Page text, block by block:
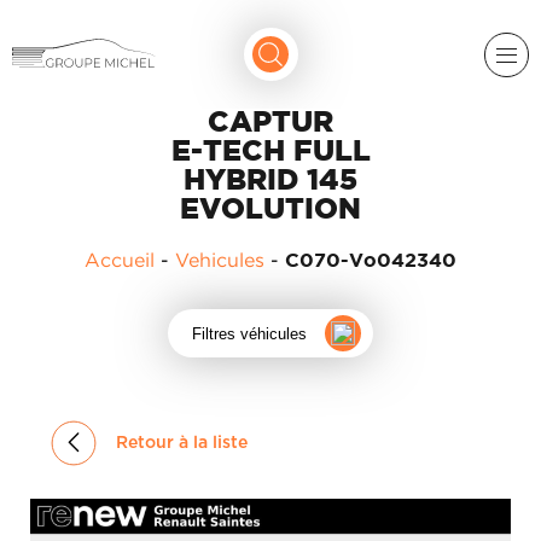
LIGIER
LIGIER
GROUPE
HISTORIQUE
CAPTUR
E-TECH FULL
HYBRID 145
EVOLUTION
Accueil - Vehicules - C070-Vo042340
Filtres véhicules
Retour à la liste